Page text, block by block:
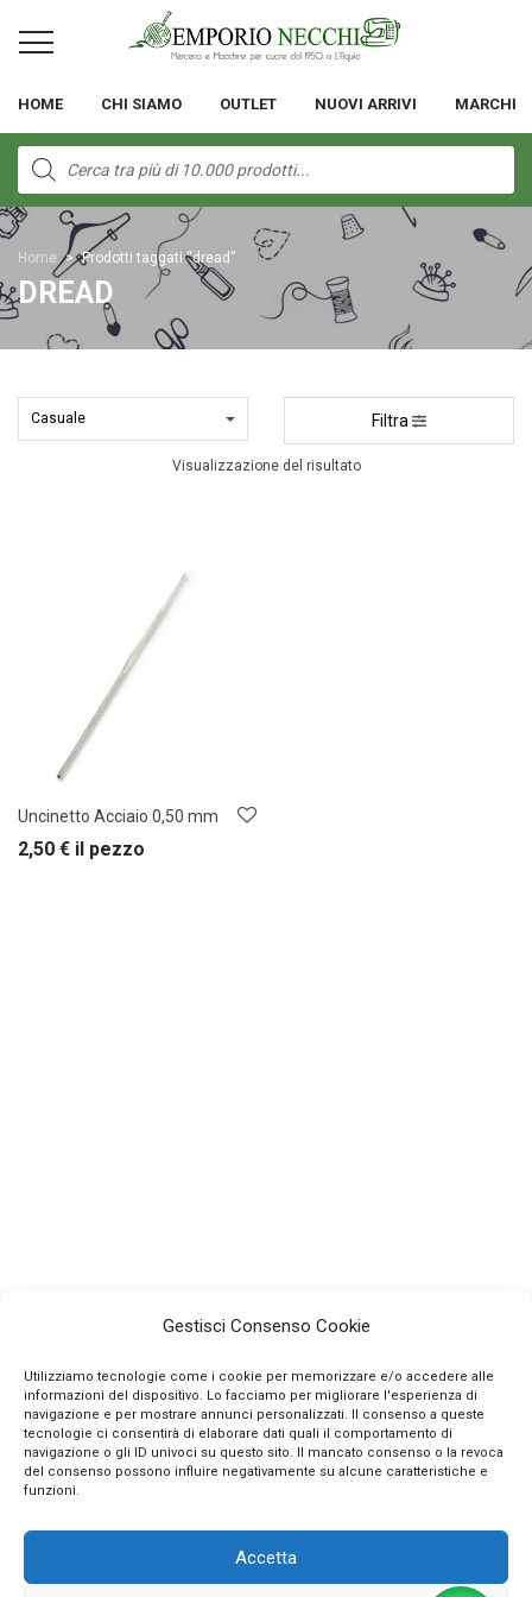
Gestisci Consenso Cookie
Utilizziamo tecnologie come i cookie per memorizzare e/o accedere alle
informazioni del dispositivo. Lo facciamo per migliorare l'esperienza di
navigazione e per mostrare annunci personalizzati. Il consenso a queste
tecnologie ci consentirà di elaborare dati quali il comportamento di
navigazione o gli ID univoci su questo sito. Il mancato consenso o la revoca
del consenso possono influire negativamente su alcune caratteristiche e
funzioni.
Accetta
HOME CHI SIAMO OUTLET NUOVI ARRIVI MARCHI
Products
search
Home > Prodotti taggati “dread”
DREAD
Filtra
Visualizzazione del risultato
Uncinetto Acciaio 0,50 mm
2,50 € il pezzo
INFO
SEGUICI SUI SOCIAL